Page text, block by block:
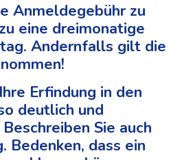
Anmeldegebühr zu
eine dreimonatige
Andernfalls gilt die
Erfindung in den
deutlich und
Sie auch
Bedenken, dass ein